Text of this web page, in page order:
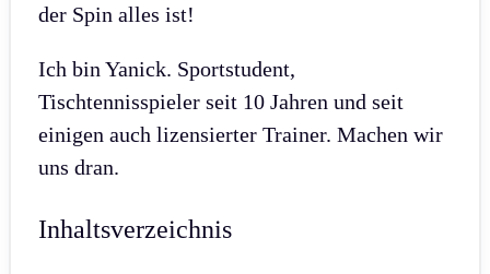
der Spin alles ist!
Ich bin Yanick. Sportstudent,
Tischtennisspieler seit 10 Jahren und seit
einigen auch lizensierter Trainer. Machen wir
uns dran.
Inhaltsverzeichnis